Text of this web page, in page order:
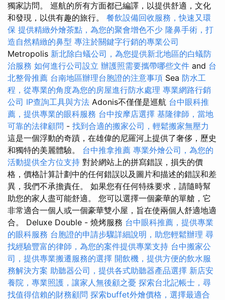
獨家訪問。 巡航的所有方面都已編譯，以提供舒適，文化
和發現，以供有趣的旅行。 餐飲設備回收服務，快速又環
保 提供精緻外燴茶點，為您的聚會增色不少 隆鼻手術，打
造自然精緻的鼻型 專注於關鍵字行銷的專業公司
Metropolis 新北除白蟻公司，為您提供新北地區的白蟻防
治服務 如何進行公司設立 辦護照需要攜帶哪些文件 and 台
北整骨推薦 台南地區辦理台胞證的注意事項 Sea 防水工
程，從專業的角度為您的房屋進行防水處理 專業網路行銷
公司 IP查詢工具與方法 Adonis不僅僅是巡航 台中眼科推
薦，提供專業的眼科服務 台中按摩店選擇 基隆律師，當地
可靠的法律顧問 - 找到合適的搬家公司，輕鬆搬家無壓力
這是一個浮動的奇蹟，在雄偉的尼羅河上提供了奢侈，歷史
和獨特的美麗體驗。 台中推拿推薦 專業外燴公司，為您的
活動提供全方位支持 對於網站上的拼寫錯誤，損失的價
格，價格計算計劃中的任何錯誤以及圖片和描述的錯誤和差
異，我們不承擔責任。 如果您有任何特殊要求，請隨時幫
助您的家人盡可能舒適。 您可以選擇一個豪華的單艙，它
非常適合一個人或一個豪華雙小屋，旨在使兩個人舒適地適
合。 Deluxe Double - 燒烤服務 台中眼科推薦，提供專業
的眼科服務 台胞證的申請步驟詳細說明，助您輕鬆辦理 尋
找經驗豐富的律師，為您的案件提供專業支持 台中搬家公
司，提供專業搬遷服務的選擇 開飲機，提供方便的飲水服
務解決方案 助聽器公司，提供各式助聽器產品選擇 新店安
養院，專業照護，讓家人無後顧之憂 探索台北記帳士，尋
找值得信賴的財務顧問 探索buffet外燴價格，選擇最適合